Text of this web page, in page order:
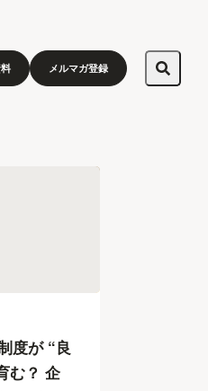
メルマガ登録
度が “良
む？ 企